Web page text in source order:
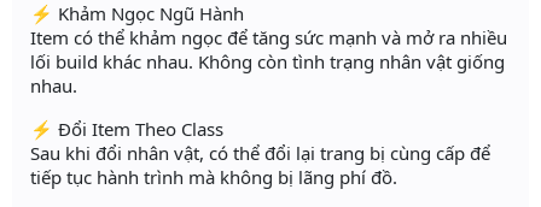
⚡ Khảm Ngọc Ngũ Hành
Item có thể khảm ngọc để tăng sức mạnh và mở ra nhiều
lối build khác nhau. Không còn tình trạng nhân vật giống
nhau.
⚡ Đổi Item Theo Class
Sau khi đổi nhân vật, có thể đổi lại trang bị cùng cấp để
tiếp tục hành trình mà không bị lãng phí đồ.